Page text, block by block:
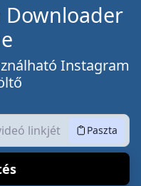
Instagram
Paszta